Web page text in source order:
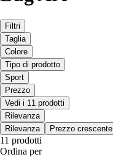
Filtri
Taglia
Colore
Tipo di prodotto
Sport
Prezzo
Vedi i 11 prodotti
Rilevanza
Rilevanza
Prezzo crescente
11 prodotti
Ordina per